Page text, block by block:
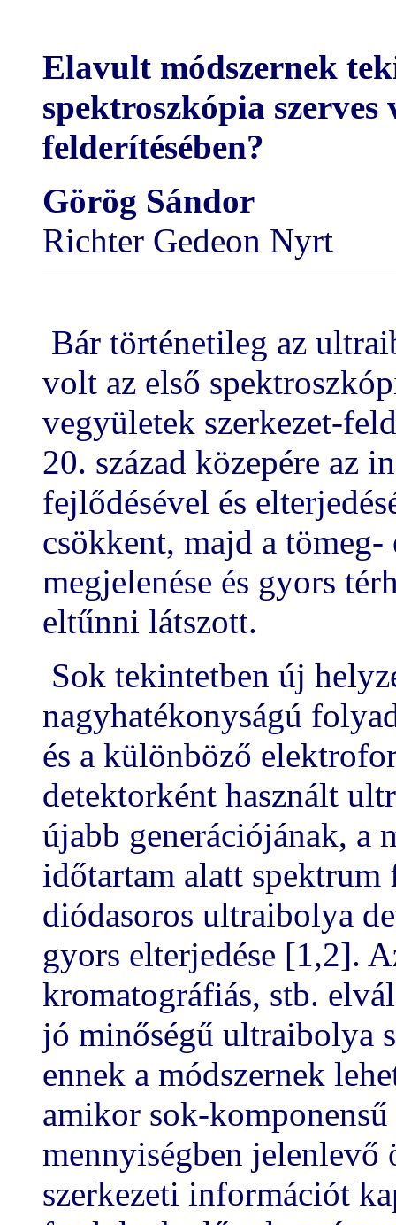
Elavult módszernek
spektroszkópia szerves
felderítésében?
Görög Sándor
Richter Gedeon Nyrt
Bár történetileg az
volt az első
vegyületek szerkezet-
20. század közepére az
fejlődésével és
csökkent, majd a
megjelenése és gyors
eltűnni látszott.
Sok tekintetben új
nagyhatékonyságú
és a különböző
detektorként használt
újabb generációjának, a
időtartam alatt
diódasoros ultraibolya
gyors elterjedése [1,2].
kromatográfiás, stb.
jó minőségű ultraibolya
ennek a módszernek
amikor sok-
mennyiségben
szerkezeti információt